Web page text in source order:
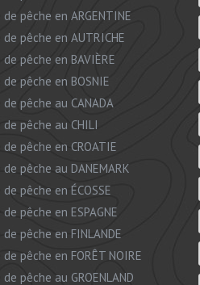
pêche en ARGENTINE
de pêche en AUTRICHE
pêche en BAVIÈRE
de pêche en BOSNIE
de pêche au CANADA
de pêche au CHILI
de pêche en CROATIE
pêche au DANEMARK
pêche en ÉCOSSE
pêche en ESPAGNE
pêche en FINLANDE
pêche en FORÊT NOIRE
pêche au GROENLAND